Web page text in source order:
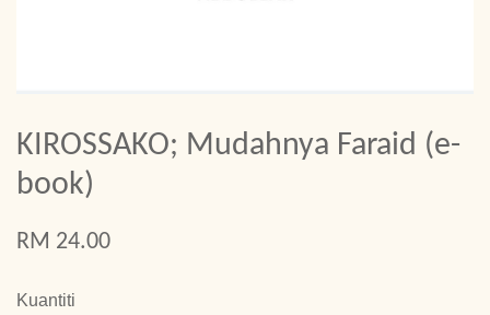
KIROSSAKO; Mudahnya Faraid (e-
book)
RM 24.00
Kuantiti